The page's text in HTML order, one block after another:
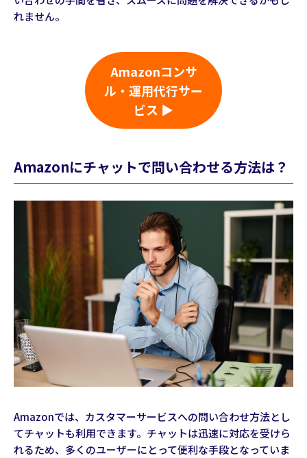
れません。
Amazonコンサ
ル・運用代行サー
ビス ▶
Amazonにチャットで問い合わせる方法は？
Amazonでは、カスタマーサービスへの問い合わせ方法とし
てチャットも利用できます。チャットは迅速に対応を受けら
れるため、多くのユーザーにとって便利な手段となっていま